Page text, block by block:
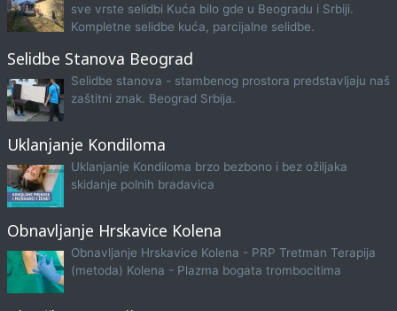
sve vrste selidbi Kuća bilo gde u Beogradu i Srbiji.
Kompletne selidbe kuća, parcijalne selidbe.
Selidbe Stanova Beograd
Selidbe stanova - stambenog prostora predstavljaju naš
zaštitni znak. Beograd Srbija.
Uklanjanje Kondiloma
Uklanjanje Kondiloma brzo bezbono i bez ožiljaka
skidanje polnih bradavica
Obnavljanje Hrskavice Kolena
Obnavljanje Hrskavice Kolena - PRP Tretman Terapija
(metoda) Kolena - Plazma bogata trombocitima